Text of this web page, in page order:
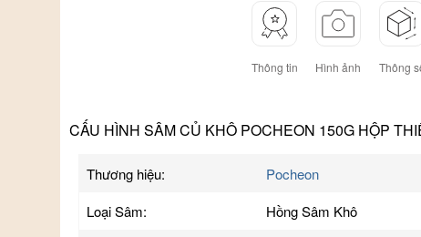
Thông tin Hình ảnh Thông
CẤU HÌNH SÂM CỦ KHÔ POCHEON 150G HỘP
Thương hiệu:
Pocheon
Loại Sâm:
Hồng Sâm Khô